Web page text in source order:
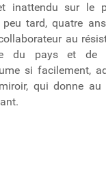
inattendu sur le
tard, quatre
au
du pays et de
si facilement,
qui donne